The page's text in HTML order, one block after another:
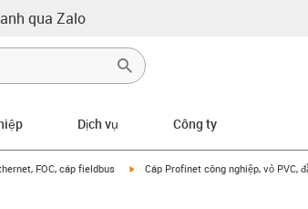
qua Zalo
Dịch vụ Công ty
FOC, cáp fieldbus igus-icon-arrow-right
Cáp Profinet công nghiệp, vỏ PVC,